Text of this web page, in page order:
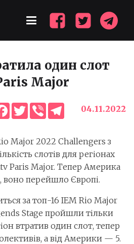
один слот
Major
Facebook
Twitter
ViberTelegram
04.11.2022
Major 2022 Challengers з
слотів для регіонах
Paris Major. Тепер Америка
воно перейшло Європі.
за топ-16 IEM Rio Major
Stage пройшли тільки
втратив один слот, тепер
а від Америки — 5.